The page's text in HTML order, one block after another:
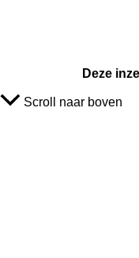
Deze
Scroll naar boven